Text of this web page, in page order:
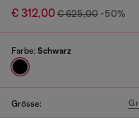
€ 312,00€ 625,00 -50%
Farbe: Schwarz
Grösse: